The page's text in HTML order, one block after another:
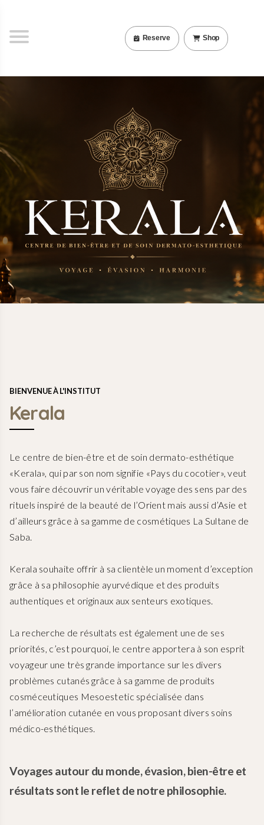
Reserve Shop
BIENVENUE À L'INSTITUT
Kerala
Le centre de bien-être et de soin dermato-esthétique
«Kerala», qui par son nom signifie «Pays du cocotier», veut
vous faire découvrir un véritable voyage des sens par des
rituels inspiré de la beauté de l’Orient mais aussi d’Asie et
d’ailleurs grâce à sa gamme de cosmétiques La Sultane de
Saba.
Kerala souhaite offrir à sa clientèle un moment d’exception
grâce à sa philosophie ayurvédique et des produits
authentiques et originaux aux senteurs exotiques.
La recherche de résultats est également une de ses
priorités, c’est pourquoi, le centre apportera à son esprit
voyageur une très grande importance sur les divers
problèmes cutanés grâce à sa gamme de produits
cosméceutiques Mesoestetic spécialisée dans
l’amélioration cutanée en vous proposant divers soins
médico-esthétiques.
Voyages autour du monde, évasion, bien-être et
résultats sont le reflet de notre philosophie.